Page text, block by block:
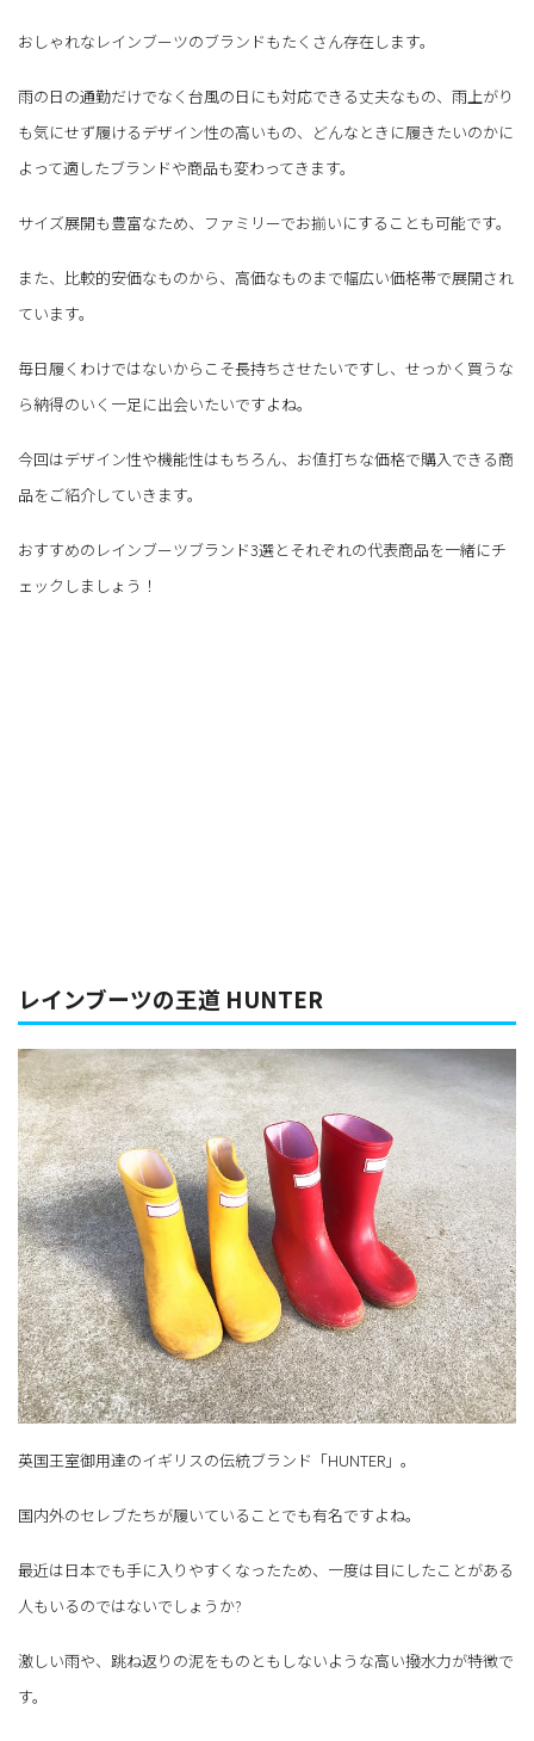
おしゃれなレインブーツのブランドもたくさん存在します。
雨の日の通勤だけでなく台風の日にも対応できる丈夫なもの、雨上がり
も気にせず履けるデザイン性の高いもの、どんなときに履きたいのかに
よって適したブランドや商品も変わってきます。
サイズ展開も豊富なため、ファミリーでお揃いにすることも可能です。
また、比較的安価なものから、高価なものまで幅広い価格帯で展開され
ています。
毎日履くわけではないからこそ長持ちさせたいですし、せっかく買うな
ら納得のいく一足に出会いたいですよね。
今回はデザイン性や機能性はもちろん、お値打ちな価格で購入できる商
品をご紹介していきます。
おすすめのレインブーツブランド3選とそれぞれの代表商品を一緒にチ
ェックしましょう！
レインブーツの王道 HUNTER
英国王室御用達のイギリスの伝統ブランド「HUNTER」。
国内外のセレブたちが履いていることでも有名ですよね。
最近は日本でも手に入りやすくなったため、一度は目にしたことがある
人もいるのではないでしょうか?
激しい雨や、跳ね返りの泥をものともしないような高い撥水力が特徴で
す。